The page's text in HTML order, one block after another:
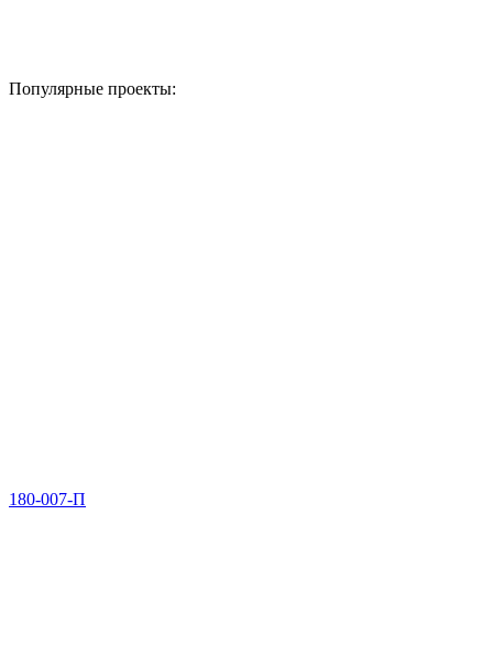
Популярные проекты:
180-007-П